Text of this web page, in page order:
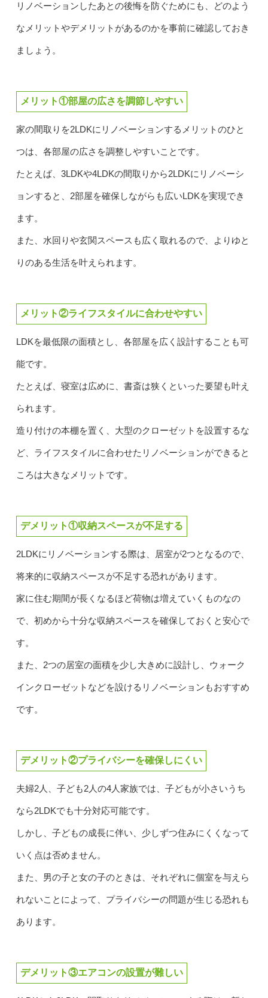
リノベーションしたあとの後悔を防ぐためにも、どのよう
なメリットやデメリットがあるのかを事前に確認しておき
ましょう。
メリット①部屋の広さを調節しやすい
家の間取りを2LDKにリノベーションするメリットのひと
つは、各部屋の広さを調整しやすいことです。
たとえば、3LDKや4LDKの間取りから2LDKにリノベーシ
ョンすると、2部屋を確保しながらも広いLDKを実現でき
ます。
また、水回りや玄関スペースも広く取れるので、よりゆと
りのある生活を叶えられます。
メリット②ライフスタイルに合わせやすい
LDKを最低限の面積とし、各部屋を広く設計することも可
能です。
たとえば、寝室は広めに、書斎は狭くといった要望も叶え
られます。
造り付けの本棚を置く、大型のクローゼットを設置するな
ど、ライフスタイルに合わせたリノベーションができると
ころは大きなメリットです。
デメリット①収納スペースが不足する
2LDKにリノベーションする際は、居室が2つとなるので、
将来的に収納スペースが不足する恐れがあります。
家に住む期間が長くなるほど荷物は増えていくものなの
で、初めから十分な収納スペースを確保しておくと安心で
す。
また、2つの居室の面積を少し大きめに設計し、ウォーク
インクローゼットなどを設けるリノベーションもおすすめ
です。
デメリット②プライバシーを確保しにくい
夫婦2人、子ども2人の4人家族では、子どもが小さいうち
なら2LDKでも十分対応可能です。
しかし、子どもの成長に伴い、少しずつ住みにくくなって
いく点は否めません。
また、男の子と女の子のときは、それぞれに個室を与えら
れないことによって、プライバシーの問題が生じる恐れも
あります。
デメリット③エアコンの設置が難しい